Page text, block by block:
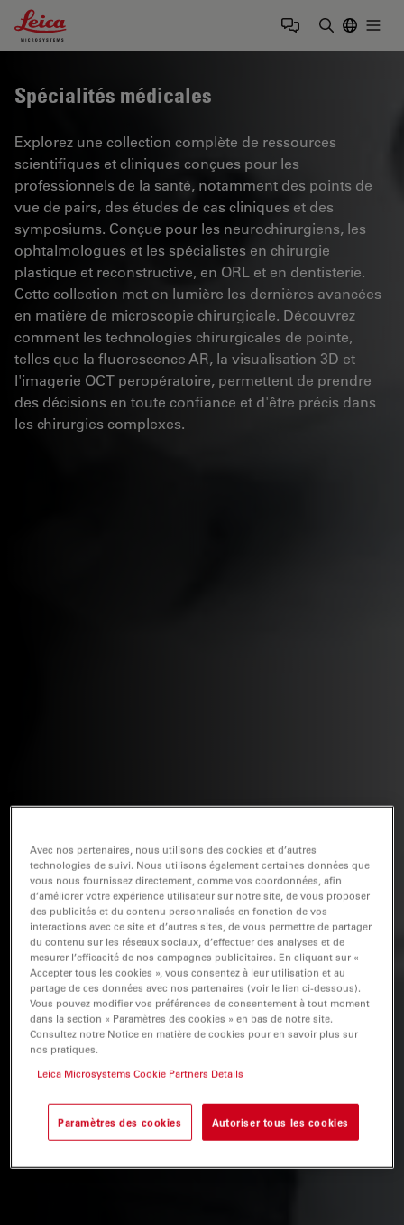
Leica Microsystems Logo
Spécialités médicales
Explorez une collection complète de ressources
scientifiques et cliniques conçues pour les
professionnels de la santé, notamment des points de
vue de pairs, des études de cas cliniques et des
symposiums. Conçue pour les neurochirurgiens, les
ophtalmologues et les spécialistes en chirurgie
plastique et reconstructive, en ORL et en dentisterie.
Cette collection met en lumière les dernières avancées
en matière de microscopie chirurgicale. Découvrez
comment les technologies chirurgicales de pointe,
telles que la fluorescence AR, la visualisation 3D et
l'imagerie OCT peropératoire, permettent de prendre
des décisions en toute confiance et d'être précis dans
les chirurgies complexes.
Avec nos partenaires, nous utilisons des cookies et d’autres
technologies de suivi. Nous utilisons également certaines données que
vous nous fournissez directement, comme vos coordonnées, afin
d’améliorer votre expérience utilisateur sur notre site, de vous proposer
des publicités et du contenu personnalisés en fonction de vos
interactions avec ce site et d’autres sites, de vous permettre de partager
du contenu sur les réseaux sociaux, d’effectuer des analyses et de
mesurer l’efficacité de nos campagnes publicitaires. En cliquant sur «
Accepter tous les cookies », vous consentez à leur utilisation et au
partage de ces données avec nos partenaires (voir le lien ci-dessous).
Vous pouvez modifier vos préférences de consentement à tout moment
dans la section « Paramètres des cookies » en bas de notre site.
Consultez notre Notice en matière de cookies pour en savoir plus sur
nos pratiques.
Leica Microsystems Cookie Partners Details
Paramètres des cookies Autoriser tous les cookies